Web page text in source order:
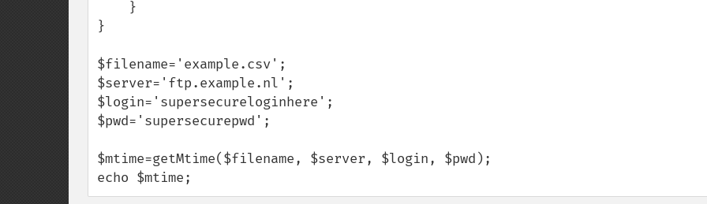
}
$filename='example.csv';
$server='ftp.example.nl';
$login='supersecureloginhere';
$pwd='supersecurepwd';
$mtime=getMtime($filename, $server, $login, $pwd);
echo $mtime;